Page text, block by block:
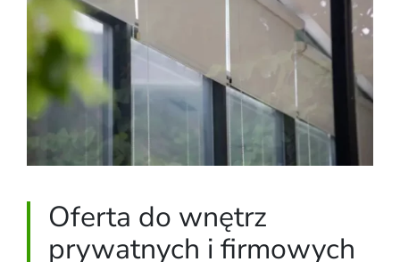
Oferta do wnętrz
prywatnych i firmowych